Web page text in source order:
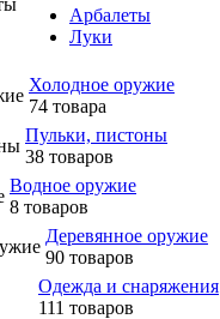
Арбалеты
Луки
Холодное оружие
74 товара
Пульки, пистоны
38 товаров
Водное оружие
8 товаров
Деревянное оружие
90 товаров
Одежда и снаряжения
111 товаров